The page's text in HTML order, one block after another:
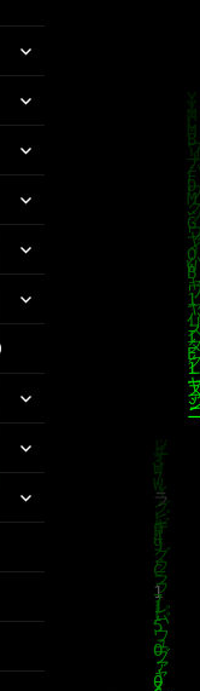
untermenü
öffnen
untermenü
öffnen
untermenü
öffnen
untermenü
öffnen
untermenü
öffnen
untermenü
öffnen
untermenü
öffnen
untermenü
öffnen
untermenü
öffnen